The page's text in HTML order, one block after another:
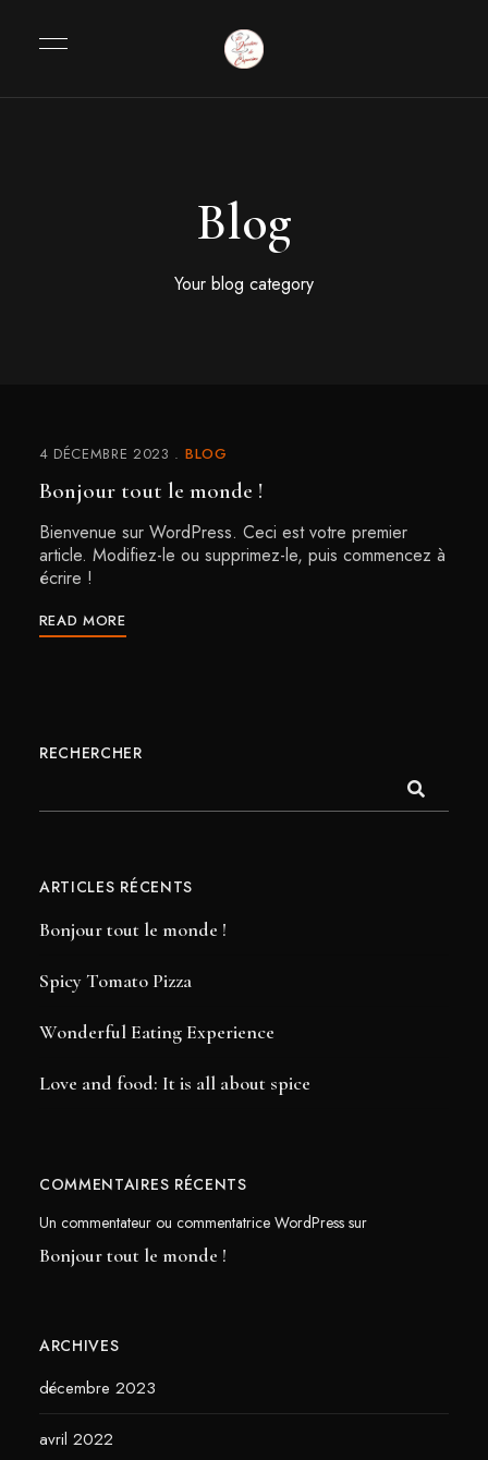
Blog
Your blog category
4 DÉCEMBRE 2023 BLOG
Bonjour tout le monde !
Bienvenue sur WordPress. Ceci est votre premier
article. Modifiez-le ou supprimez-le, puis commencez à
écrire !
READ MORE
RECHERCHER
ARTICLES RÉCENTS
Bonjour tout le monde !
Spicy Tomato Pizza
Wonderful Eating Experience
Love and food: It is all about spice
COMMENTAIRES RÉCENTS
Un commentateur ou commentatrice WordPresssur
Bonjour tout le monde !
ARCHIVES
décembre 2023
avril 2022